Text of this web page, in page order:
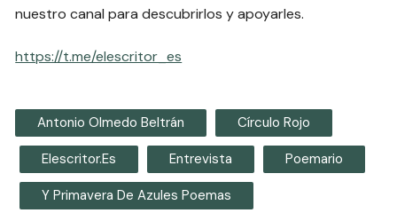
nuestro canal para descubrirlos y apoyarles.
https://t.me/elescritor_es
Antonio Olmedo Beltrán Círculo Rojo
Elescritor.es Entrevista Poemario
Y Primavera De Azules Poemas